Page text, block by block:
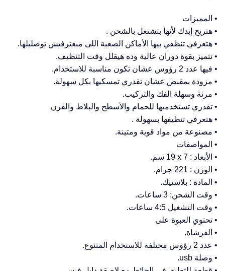
• المميزات
• هتريح إيدك لأنها بتشتغل بالشحن .
• هتعرفي تنظفي بيها الأماكن الصعبة اللى مبعترفيش توصليلها.
• تتميز بقوة دوران عالية وده هيقلل وقت التنظيف.
• فيها عدد 2 رؤوس عشان تكون مناسبة للاستخدام.
• مزودة بمقبض عشان تقدري تمسكيها بكل سهولة.
• مرنة وسهلة الفك والتركيب.
• تقدري تستخدميها للحمام والأسطح والبلاط والفرن
• هتعرفي تنظيفها بسهولة .
• مصنوعة من مواد قوية ومتينة.
• المواصفات
• الأبعاد : ‎19 x 7 سم.
• الوزن : 221 جرام.
• المادة : بلاستيك.
• وقت الشحن: 3 ساعات.
• وقت التشغيل 4:5 ساعات.
• تحتوي العبوة على
• الفرشاة.
• عدد 2 رؤوس مختلفة للاستخدام المتنوع.
• وصلة usb.